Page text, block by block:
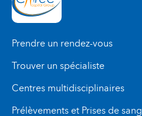
Prendre un rendez-vous
Trouver un spécialiste
Centres multidisciplinaires
Prélèvements et Prises de sang